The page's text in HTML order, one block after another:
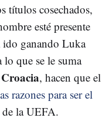
títulos cosechados,
esté presente
ido ganando Luka
que se le suma
Croacia, hacen que el
razones para ser el
la UEFA.